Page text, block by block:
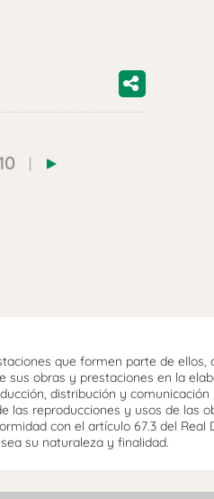
que formen parte de ellos,
obras y prestaciones en la
distribución y
las reproducciones y usos de las
con el artículo 67.3 del
su naturaleza y finalidad.